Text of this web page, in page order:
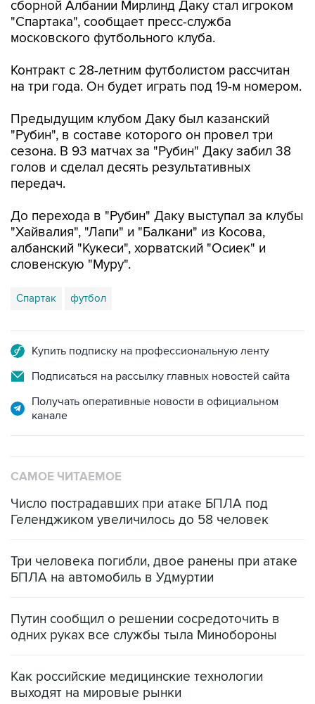
сборной Албании Мирлинд Даку стал игроком
"Спартака", сообщает пресс-служба
московского футбольного клуба.
Контракт с 28-летним футболистом рассчитан
на три года. Он будет играть под 19-м номером.
Предыдущим клубом Даку был казанский
"Рубин", в составе которого он провел три
сезона. В 93 матчах за "Рубин" Даку забил 38
голов и сделал десять результативных
передач.
До перехода в "Рубин" Даку выступал за клубы
"Хайвалия", "Лапи" и "Балкани" из Косова,
албанский "Кукеси", хорватский "Осиек" и
словенскую "Муру".
Спартак футбол
Купить подписку на профессиональную ленту
Подписаться на рассылку главных новостей сайта
Получать оперативные новости в официальном
канале
САМОЕ ЧИТАЕМОЕ
Число пострадавших при атаке БПЛА под
Геленджиком увеличилось до 58 человек
Три человека погибли, двое ранены при атаке
БПЛА на автомобиль в Удмуртии
Путин сообщил о решении сосредоточить в
одних руках все службы тыла Минобороны
Как российские медицинские технологии
выходят на мировые рынки